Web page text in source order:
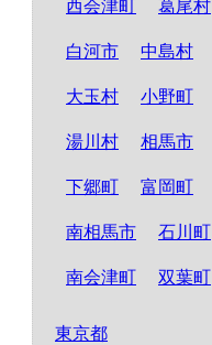
西会津町 葛尾村
白河市 中島村
大玉村 小野町
湯川村 相馬市
下郷町 富岡町
南相馬市 石川町
南会津町 双葉町
東京都